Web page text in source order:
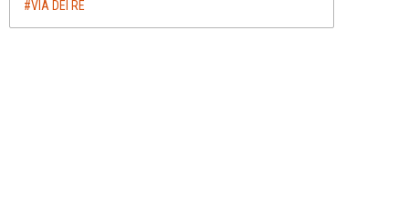
#VIA DEI RE